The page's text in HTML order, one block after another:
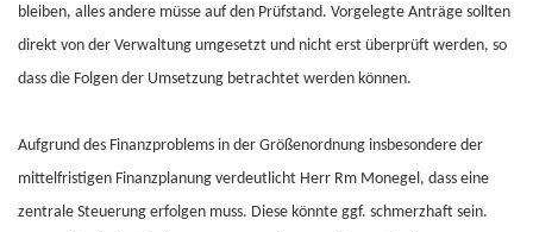
bleiben, alles andere müsse auf den Prüfstand. Vorgelegte Anträge sollten
direkt von der Verwaltung umgesetzt und nicht erst überprüft werden, so
dass die Folgen der Umsetzung betrachtet werden können.
Aufgrund des Finanzproblems in der Größenordnung insbesondere der
mittelfristigen Finanzplanung verdeutlicht Herr Rm Monegel, dass eine
zentrale Steuerung erfolgen muss. Diese könnte ggf. schmerzhaft sein.